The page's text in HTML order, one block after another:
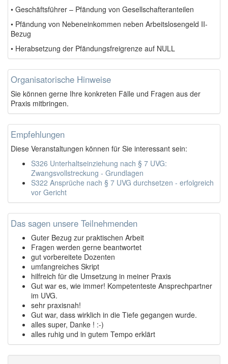
• Geschäftsführer – Pfändung von Gesellschafteranteilen
• Pfändung von Nebeneinkommen neben Arbeitslosengeld II-
Bezug
• Herabsetzung der Pfändungsfreigrenze auf NULL
Organisatorische Hinweise
Sie können gerne Ihre konkreten Fälle und Fragen aus der
Praxis mitbringen.
Empfehlungen
Diese Veranstaltungen können für Sie interessant sein:
S326 Unterhaltseinziehung nach § 7 UVG:
Zwangsvollstreckung - Grundlagen
S322 Ansprüche nach § 7 UVG durchsetzen - erfolgreich
vor Gericht
Das sagen unsere Teilnehmenden
Guter Bezug zur praktischen Arbeit
Fragen werden gerne beantwortet
gut vorbereitete Dozenten
umfangreiches Skript
hilfreich für die Umsetzung in meiner Praxis
Gut war es, wie immer! Kompetenteste Ansprechpartner
im UVG.
sehr praxisnah!
Gut war, dass wirklich in die Tiefe gegangen wurde.
alles super, Danke ! :-)
alles ruhig und in gutem Tempo erklärt